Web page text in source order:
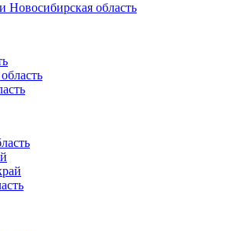
Новосибирская область